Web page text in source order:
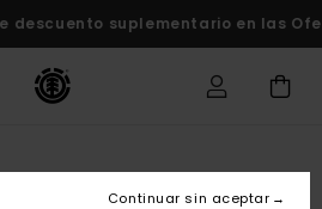
descuento suplementario en las
Continuar sin aceptar